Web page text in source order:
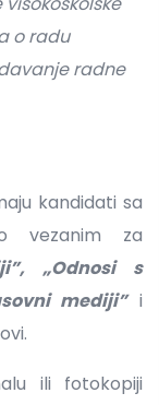
o radu
radne
kandidati sa
vezanim za
„Odnosi s
mediji”i
ili fotokopiji